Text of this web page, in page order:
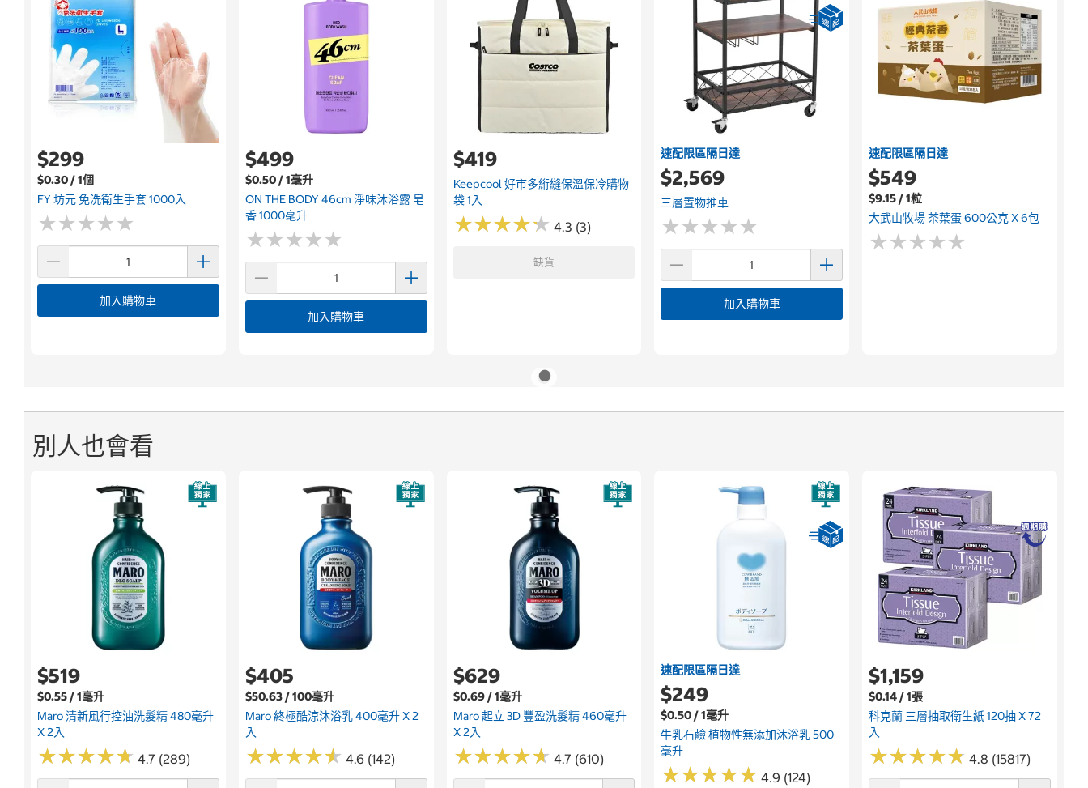
$299
$0.30 / 1個
FY 坊元 免洗衛生手套 1000入
★★★★★
★★★★★
加入購物車
$499
$0.50 / 1毫升
ON THE BODY 46cm 淨味沐浴露 皂
香 1000毫升
★★★★★
★★★★★
加入購物車
$419
Keepcool 好市多絎縫保溫保冷購物
袋 1入
★★★★★
★★★★★ 4.3 (3)
缺貨
速配限區隔日達
$2,569
三層置物推車
★★★★★
★★★★★
加入購物車
速配限區隔日達
$549
$9.15 / 1粒
大武山牧場 茶葉蛋 600公克 X 6包
★★★★★
★★★★★
別人也會看
$519
$0.55 / 1毫升
Maro 清新風行控油洗髮精 480毫升
X 2入
★★★★★
★★★★★ 4.7 (289)
$405
$50.63 / 100毫升
Maro 終極酷涼沐浴乳 400毫升 X 2
入
★★★★★
★★★★★ 4.6 (142)
$629
$0.69 / 1毫升
Maro 起立 3D 豐盈洗髮精 460毫升
X 2入
★★★★★
★★★★★ 4.7 (610)
速配限區隔日達
$249
$0.50 / 1毫升
牛乳石鹼 植物性無添加沐浴乳 500
毫升
★★★★★
★★★★★ 4.9 (124)
$1,159
$0.14 / 1張
科克蘭 三層抽取衛生紙 120抽 X 72
入
★★★★★
★★★★★ 4.8 (15817)